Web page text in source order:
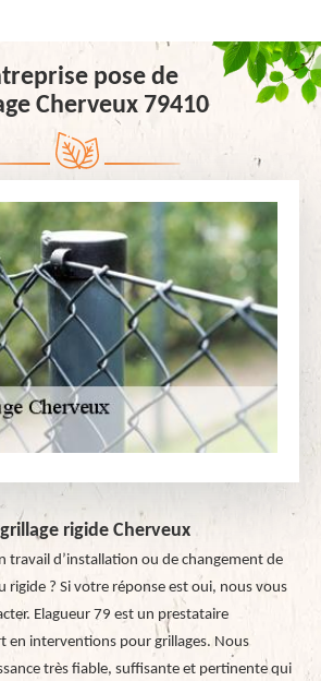
pose de
Cherveux 79410
rigide Cherveux
travail d’installation ou de changement de
rigide ? Si votre réponse est oui, nous vous
Elagueur 79 est un prestataire
en interventions pour grillages. Nous
très fiable, suffisante et pertinente qui